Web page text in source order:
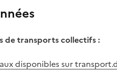
de transports collectifs :
disponibles sur